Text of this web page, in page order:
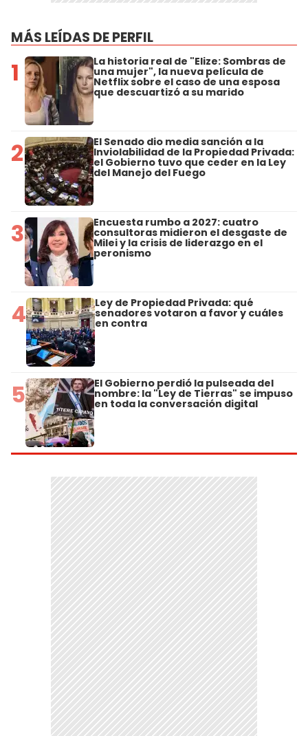
MÁS LEÍDAS DE PERFIL
1 La historia real de "Elize: Sombras de
una mujer", la nueva película de
Netflix sobre el caso de una esposa
que descuartizó a su marido
2 El Senado dio media sanción a la
Inviolabilidad de la Propiedad Privada:
el Gobierno tuvo que ceder en la Ley
del Manejo del Fuego
3 Encuesta rumbo a 2027: cuatro
consultoras midieron el desgaste de
Milei y la crisis de liderazgo en el
peronismo
4 Ley de Propiedad Privada: qué
senadores votaron a favor y cuáles
en contra
5 El Gobierno perdió la pulseada del
nombre: la "Ley de Tierras" se impuso
en toda la conversación digital